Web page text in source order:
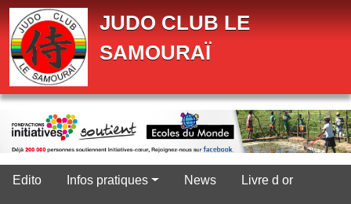
JUDO CLUB LE
SAMOURAÏ
Edito Infos pratiques News Livre d or
Panneau de gestion des cookies